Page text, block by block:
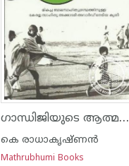
ഗാന്ധിജിയുടെ ആത്മകഥ കുട്ടികള്‍ക്ക്‌
കെ രാധാകൃഷ്ണന്‍
Mathrubhumi Books